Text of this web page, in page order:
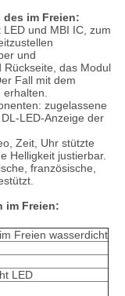
im Freien:
und MBI IC, zum
und
Rückseite, das Modul
Fall mit dem
erhalten.
zugelassene
LED-Anzeige der
Zeit, Uhr stützte
Helligkeit justierbar.
französische,
im Freien:
Freien wasserdicht
LED